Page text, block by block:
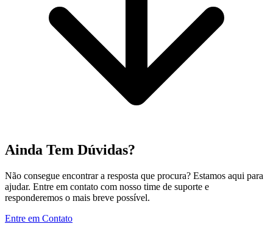
Ainda Tem Dúvidas?
Não consegue encontrar a resposta que procura? Estamos aqui para
ajudar. Entre em contato com nosso time de suporte e
responderemos o mais breve possível.
Entre em Contato